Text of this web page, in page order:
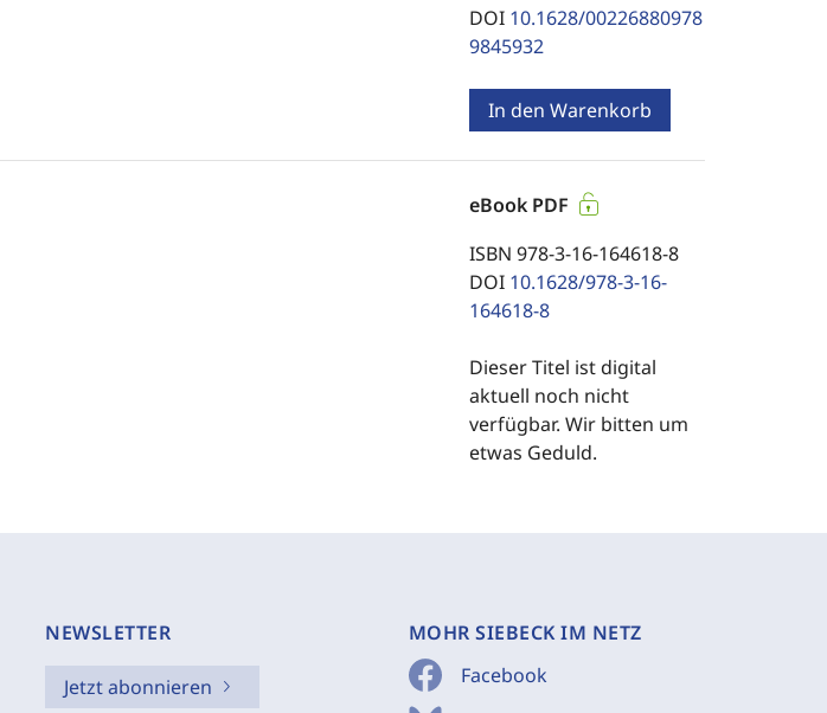
DOI 10.1628/00226880978
9845932
In den Warenkorb
eBook PDF
ISBN 978-3-16-164618-8
DOI 10.1628/978-3-16-
164618-8
Dieser Titel ist digital
aktuell noch nicht
verfügbar. Wir bitten um
etwas Geduld.
NEWSLETTER
Jetzt abonnieren
MOHR SIEBECK IM NETZ
Facebook